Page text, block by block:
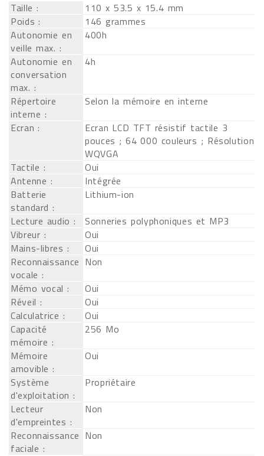
Taille :
110 x 53.5 x 15.4 mm
Poids :
146 grammes
Autonomie en
veille max. :
400h
Autonomie en
conversation
max. :
4h
Répertoire
interne :
Selon la mémoire en interne
Ecran :
Ecran LCD TFT résistif tactile 3
pouces ; 64 000 couleurs ; Résolution
WQVGA
Tactile :
Oui
Antenne :
Intégrée
Batterie
standard :
Lithium-ion
Lecture audio :
Sonneries polyphoniques et MP3
Vibreur :
Oui
Mains-libres :
Oui
Reconnaissance
vocale :
Non
Mémo vocal :
Oui
Réveil :
Oui
Calculatrice :
Oui
Capacité
mémoire :
256 Mo
Mémoire
amovible :
Oui
Système
d'exploitation :
Propriétaire
Lecteur
d'empreintes :
Non
Reconnaissance
faciale :
Non